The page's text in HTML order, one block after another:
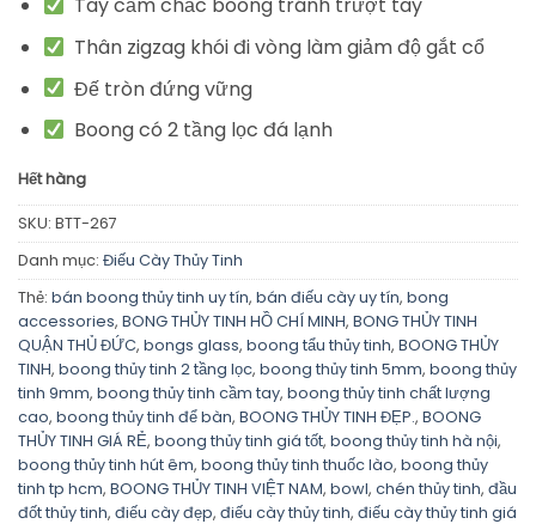
Tay cầm chắc boong tránh trượt tay
Thân zigzag khói đi vòng làm giảm độ gắt cổ
Đế tròn đứng vững
Boong có 2 tầng lọc đá lạnh
Hết hàng
SKU: BTT-267
Danh mục: Điếu Cày Thủy Tinh
Thẻ: bán boong thủy tinh uy tín, bán điếu cày uy tín, bong
accessories, BONG THỦY TINH HỒ CHÍ MINH, BONG THỦY TINH
QUẬN THỦ ĐỨC, bongs glass, boong tẩu thủy tinh, BOONG THỦY
TINH, boong thủy tinh 2 tầng lọc, boong thủy tinh 5mm, boong thủy
tinh 9mm, boong thủy tinh cầm tay, boong thủy tinh chất lượng
cao, boong thủy tinh để bàn, BOONG THỦY TINH ĐẸP., BOONG
THỦY TINH GIÁ RẺ, boong thủy tinh giá tốt, boong thủy tinh hà nội,
boong thủy tinh hút êm, boong thủy tinh thuốc lào, boong thủy
tinh tp hcm, BOONG THỦY TINH VIỆT NAM, bowl, chén thủy tinh, đầu
đốt thủy tinh, điếu cày đẹp, điếu cày thủy tinh, điếu cày thủy tinh giá